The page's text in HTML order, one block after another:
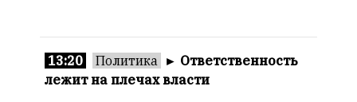
13:20 Политика ► Ответственность
лежит на плечах власти